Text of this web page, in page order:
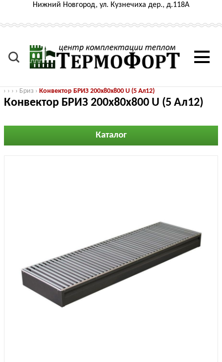
Нижний Новгород, ул. Кузнечиха дер., д.118А
› › › › Бриз › Конвектор БРИЗ 200х80х800 U (5 Ал12)
Конвектор БРИЗ 200х80х800 U (5 Ал12)
Каталог